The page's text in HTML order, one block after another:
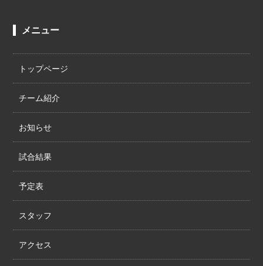
メニュー
トップページ
チーム紹介
お知らせ
試合結果
予定表
スタッフ
アクセス